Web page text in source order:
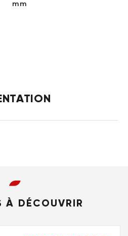
mm
À DÉCOUVRIR